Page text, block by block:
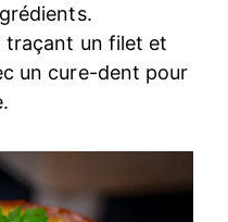
traçant un filet et
un cure-dent pour